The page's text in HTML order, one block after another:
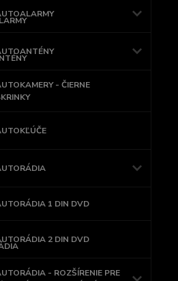
- ČIERNE
1 DIN DVD
2 DIN DVD
- ROZŠÍRENIE PRE